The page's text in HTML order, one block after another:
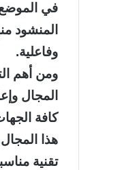
في الموضع
المنشود
وفاعلية.
ومن أهم
المجال
كافة
هذا
تقنية